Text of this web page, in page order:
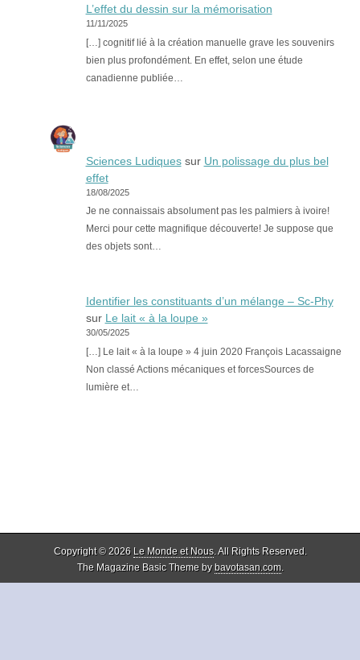
L’effet du dessin sur la mémorisation
11/11/2025
[…] cognitif lié à la création manuelle grave les souvenirs
bien plus profondément. En effet, selon une étude
canadienne publiée…
Sciences Ludiquessur Un polissage du plus bel
effet
18/08/2025
Je ne connaissais absolument pas les palmiers à ivoire!
Merci pour cette magnifique découverte! Je suppose que
des objets sont…
Identifier les constituants d’un mélange – Sc-Phy
sur Le lait « à la loupe »
30/05/2025
[…] Le lait « à la loupe » 4 juin 2020 François Lacassaigne
Non classé Actions mécaniques et forcesSources de
lumière et…
Copyright © 2026 Le Monde et Nous. All Rights Reserved.
The Magazine Basic Theme bybavotasan.com.